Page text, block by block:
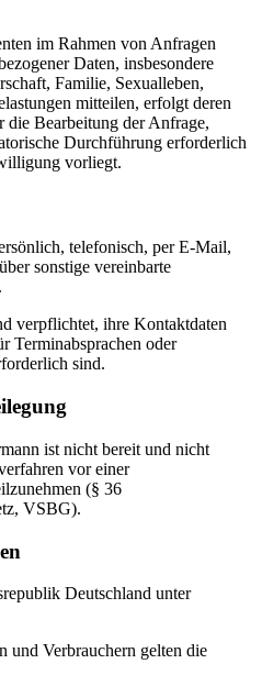
im Rahmen von Anfragen
Daten, insbesondere
Familie, Sexualleben,
mitteilen, erfolgt deren
die Bearbeitung der Anfrage,
Durchführung erforderlich
vorliegt.
telefonisch, per E-Mail,
sonstige vereinbarte
verpflichtet, ihre Kontaktdaten
Terminabsprachen oder
sind.
ist nicht bereit und nicht
vor einer
(§ 36
VSBG).
Deutschland unter
und Verbrauchern gelten die